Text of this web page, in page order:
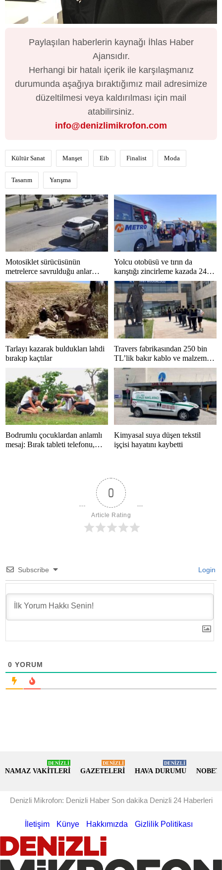
Paylaşılan haberlerin kaynağı İhlas Haber
Ajansıdır.
Herhangi bir hatalı içerik ile karşılaşmanız
durumunda aşağıya bıraktığımız mail adresimize
düzeltilmesi veya kaldırılması için mail
atabilirsiniz.
info@denizlimikrofon.com
Kültür Sanat Manşet Eib Finalist Moda
Tasarım Yarışma
Motosiklet sürücüsünün
metrelerce savrulduğu anlar
güvenlik kamerasında
Yolcu otobüsü ve tırın da
karıştığı zincirleme kazada 24
kişi yaralandı
Tarlayı kazarak buldukları lahdi
bırakıp kaçtılar
Travers fabrikasından 250 bin
TL’lik bakır kablo ve malzeme
çalan 5 kişi tutuklandı
Bodrumlu çocuklardan anlamlı
mesaj: Bırak tableti telefonu,
Kimyasal suya düşen tekstil
işçisi hayatını kaybetti
0
Article Rating
Subscribe Login
0 YORUM
NAMAZ VAKİTLERİ
DENİZLİ
GAZETELERİ
DENİZLİ
HAVA DURUMU
DENİZLİ
Denizli Mikrofon: Denizli Haber Son dakika Denizli 24 Haberleri
İletişim Künye Hakkımızda Gizlilik Politikası